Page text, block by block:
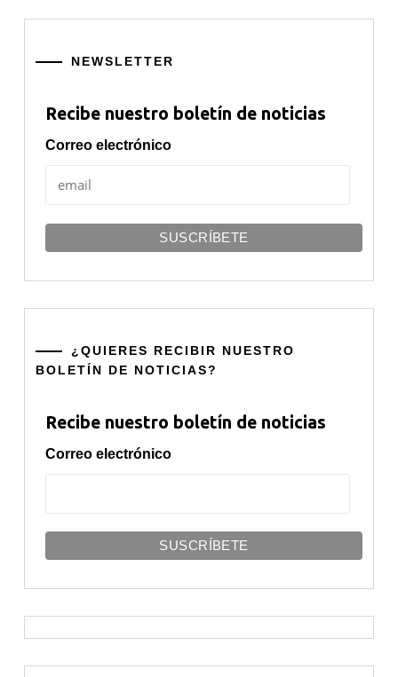
NEWSLETTER
Recibe nuestro boletín de noticias
Correo electrónico
¿QUIERES RECIBIR NUESTRO
BOLETÍN DE NOTICIAS?
Recibe nuestro boletín de noticias
Correo electrónico